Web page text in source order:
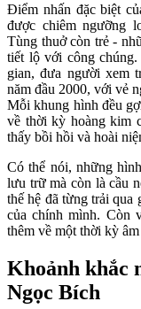
Điểm nhấn đặc biệt
được chiêm ngưỡng
Tùng thuở còn trẻ -
tiết lộ với công
gian, đưa người xem
năm đầu 2000, với vẻ
Mỗi khung hình đều
về thời kỳ hoàng kim
thấy bồi hồi và hoài
Có thể nói, những
lưu trữ mà còn là cầu
thế hệ đã từng trải qua
của chính mình. Còn
thêm về một thời kỳ
Khoảnh khắc
Ngọc Bích